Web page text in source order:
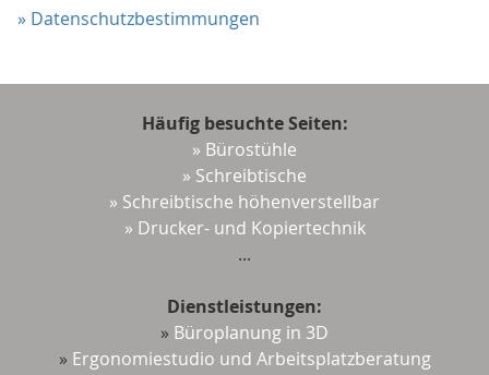
» Datenschutzbestimmungen
Häufig besuchte Seiten:
» Bürostühle
» Schreibtische
» Schreibtische höhenverstellbar
» Drucker- und Kopiertechnik
...
Dienstleistungen:
» Büroplanung in 3D
» Ergonomiestudio und Arbeitsplatzberatung